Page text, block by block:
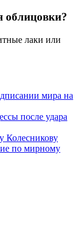
облицовки?
лаки или
мира на
после удара
Колесникову
по мирному